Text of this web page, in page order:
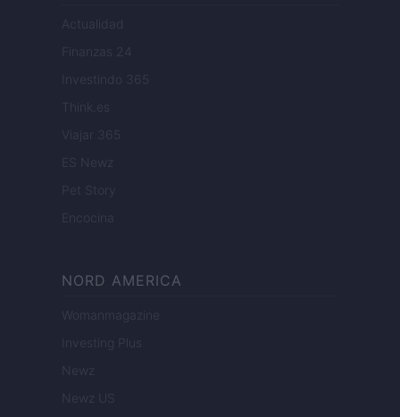
Actualidad
Finanzas 24
Investindo 365
Think.es
Viajar 365
ES Newz
Pet Story
Encocina
NORD AMERICA
Womanmagazine
Investing Plus
Newz
Newz US